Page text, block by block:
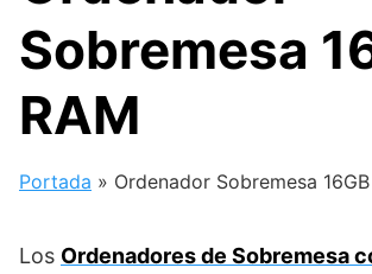
Sobremesa
RAM
Portada » Ordenador Sobremesa
Los Ordenadores de Sobremesa